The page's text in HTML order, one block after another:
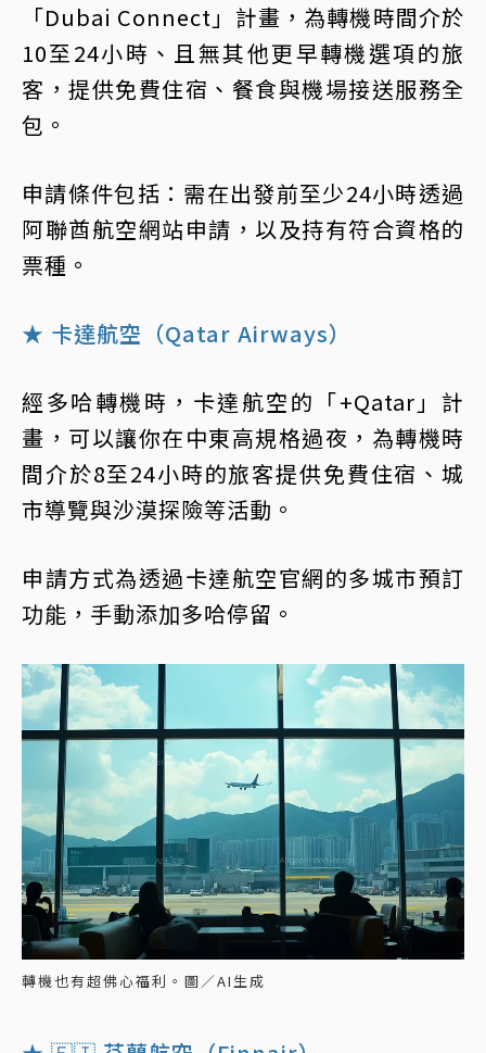
「Dubai Connect」計畫，為轉機時間介於
10至24小時、且無其他更早轉機選項的旅
客，提供免費住宿、餐食與機場接送服務全
包。
申請條件包括：需在出發前至少24小時透過
阿聯酋航空網站申請，以及持有符合資格的
票種。
★ 卡達航空（Qatar Airways）
經多哈轉機時，卡達航空的「+Qatar」計
畫，可以讓你在中東高規格過夜，為轉機時
間介於8至24小時的旅客提供免費住宿、城
市導覽與沙漠探險等活動。
申請方式為透過卡達航空官網的多城市預訂
功能，手動添加多哈停留。
轉機也有超佛心福利。圖／AI生成